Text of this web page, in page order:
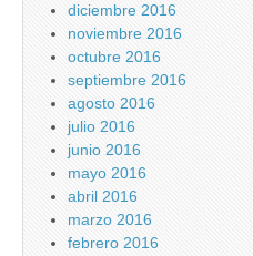
diciembre 2016
noviembre 2016
octubre 2016
septiembre 2016
agosto 2016
julio 2016
junio 2016
mayo 2016
abril 2016
marzo 2016
febrero 2016